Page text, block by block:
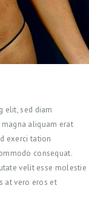
elit, sed diam
aliquam erat
exerci tation
consequat.
velit esse molestie
at vero eros et